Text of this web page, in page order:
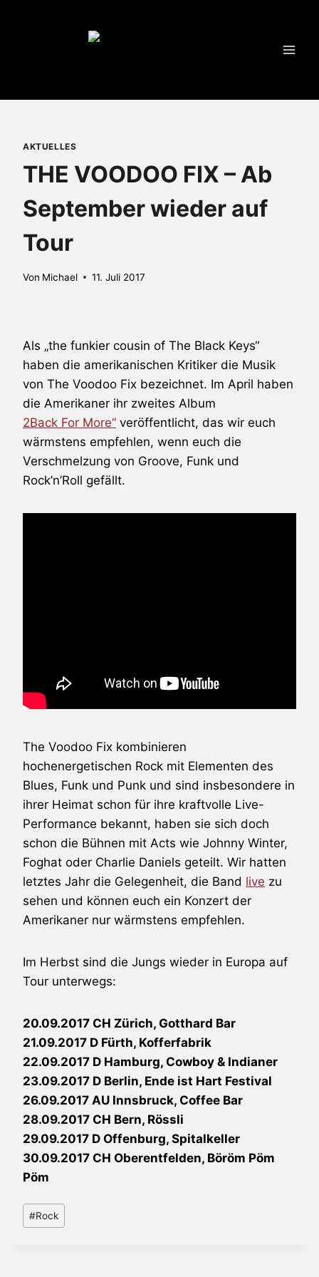
AKTUELLES
THE VOODOO FIX – Ab
September wieder auf
Tour
Von Michael 11. Juli 2017
Als „the funkier cousin of The Black Keys“
haben die amerikanischen Kritiker die Musik
von The Voodoo Fix bezeichnet. Im April haben
die Amerikaner ihr zweites Album
2Back For More“ veröffentlicht, das wir euch
wärmstens empfehlen, wenn euch die
Verschmelzung von Groove, Funk und
Rock’n’Roll gefällt.
The Voodoo Fix kombinieren
hochenergetischen Rock mit Elementen des
Blues, Funk und Punk und sind insbesondere in
ihrer Heimat schon für ihre kraftvolle Live-
Performance bekannt, haben sie sich doch
schon die Bühnen mit Acts wie Johnny Winter,
Foghat oder Charlie Daniels geteilt. Wir hatten
letztes Jahr die Gelegenheit, die Band live zu
sehen und können euch ein Konzert der
Amerikaner nur wärmstens empfehlen.
Im Herbst sind die Jungs wieder in Europa auf
Tour unterwegs:
20.09.2017 CH Zürich, Gotthard Bar
21.09.2017 D Fürth, Kofferfabrik
22.09.2017 D Hamburg, Cowboy & Indianer
23.09.2017 D Berlin, Ende ist Hart Festival
26.09.2017 AU Innsbruck, Coffee Bar
28.09.2017 CH Bern, Rössli
29.09.2017 D Offenburg, Spitalkeller
30.09.2017 CH Oberentfelden, Böröm Pöm
Pöm
Schlagworte:
#Rock